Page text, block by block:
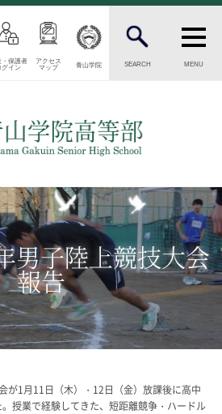
・保護者
グイン
アクセス
マップ
青山学院 SEARCH MENU
男子陸上競技大会
報告
が1月11日（木）・12日（金）放課後に高中
授業で経験してきた、短距離競争・ハードル